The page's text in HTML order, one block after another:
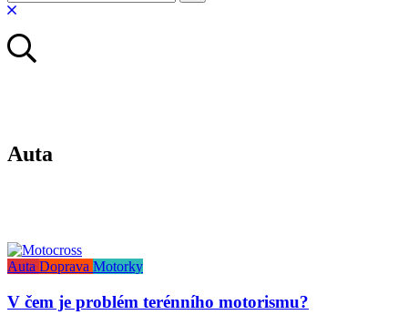
Auta
Auta Doprava Motorky
V čem je problém terénního motorismu?